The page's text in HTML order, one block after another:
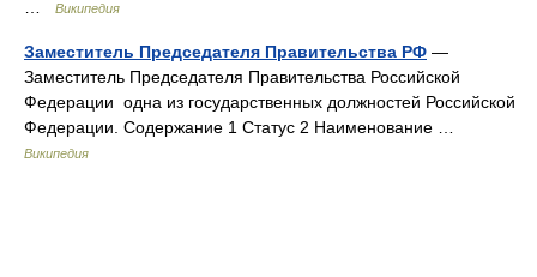
Википедия
Заместитель Председателя Правительства РФ —
Заместитель Председателя Правительства Российской
Федерации одна из государственных должностей Российской
Федерации. Содержание 1 Статус 2 Наименование …
Википедия